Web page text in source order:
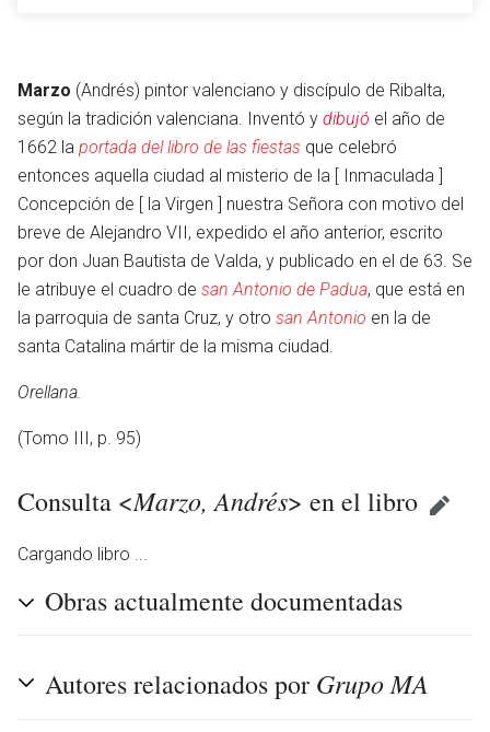
Marzo (Andrés) pintor valenciano y discípulo de Ribalta,
según la tradición valenciana. Inventó y dibujó el año de
1662 la portada del libro de las fiestas que celebró
entonces aquella ciudad al misterio de la [ Inmaculada ]
Concepción de [ la Virgen ] nuestra Señora con motivo del
breve de Alejandro VII, expedido el año anterior, escrito
por don Juan Bautista de Valda, y publicado en el de 63. Se
le atribuye el cuadro de san Antonio de Padua, que está en
la parroquia de santa Cruz, y otro san Antonio en la de
santa Catalina mártir de la misma ciudad.
Orellana.
(Tomo III, p. 95)
Consulta <Marzo, Andrés> en el libro
Cargando libro ...
Obras actualmente documentadas
Autores relacionados por Grupo MA